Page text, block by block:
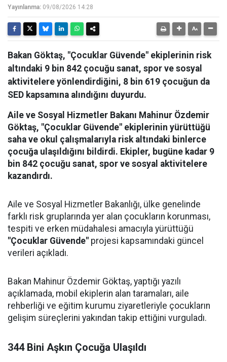
Yayınlanma: 09/08/2026 14:28
Bakan Göktaş, "Çocuklar Güvende" ekiplerinin risk
altındaki 9 bin 842 çocuğu sanat, spor ve sosyal
aktivitelere yönlendirdiğini, 8 bin 619 çocuğun da
SED kapsamına alındığını duyurdu.
Aile ve Sosyal Hizmetler Bakanı Mahinur Özdemir
Göktaş, "Çocuklar Güvende" ekiplerinin yürüttüğü
saha ve okul çalışmalarıyla risk altındaki binlerce
çocuğa ulaşıldığını bildirdi. Ekipler, bugüne kadar 9
bin 842 çocuğu sanat, spor ve sosyal aktivitelere
kazandırdı.
Aile ve Sosyal Hizmetler Bakanlığı, ülke genelinde
farklı risk gruplarında yer alan çocukların korunması,
tespiti ve erken müdahalesi amacıyla yürüttüğü
"Çocuklar Güvende" projesi kapsamındaki güncel
verileri açıkladı.
Bakan Mahinur Özdemir Göktaş, yaptığı yazılı
açıklamada, mobil ekiplerin alan taramaları, aile
rehberliği ve eğitim kurumu ziyaretleriyle çocukların
gelişim süreçlerini yakından takip ettiğini vurguladı.
344 Bini Aşkın Çocuğa Ulaşıldı